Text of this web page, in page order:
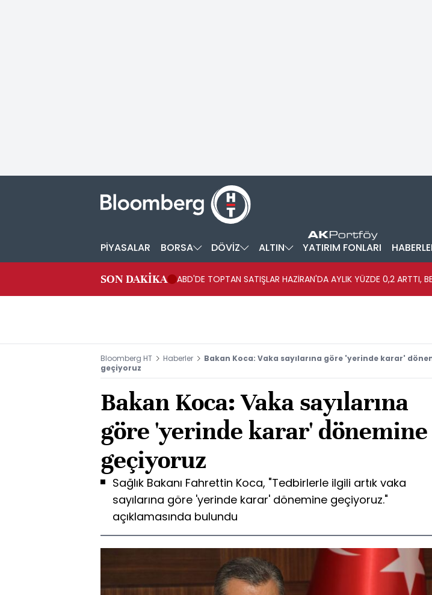
PİYASALAR BORSA DÖVİZ ALTIN YATIRIM FONLARI
SON DAKİKA ABD'DE TOPTAN SATIŞLAR HAZİRAN'DA AYLIK YÜZDE 0,2 ARTTI,
Bloomberg HT Haberler
Bakan Koca: Vaka sayılarına göre 'yerinde karar'
geçiyoruz
Bakan Koca: Vaka sayılarına
göre 'yerinde karar' dönemine
geçiyoruz
Sağlık Bakanı Fahrettin Koca, "Tedbirlerle ilgili artık vaka
sayılarına göre 'yerinde karar' dönemine geçiyoruz."
açıklamasında bulundu